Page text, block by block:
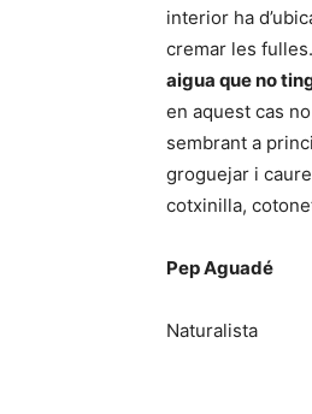
interior ha
cremar les
aigua que no
en aquest cas
sembrant a
groguejar i
cotxinilla,
Pep Aguadé
Naturalista